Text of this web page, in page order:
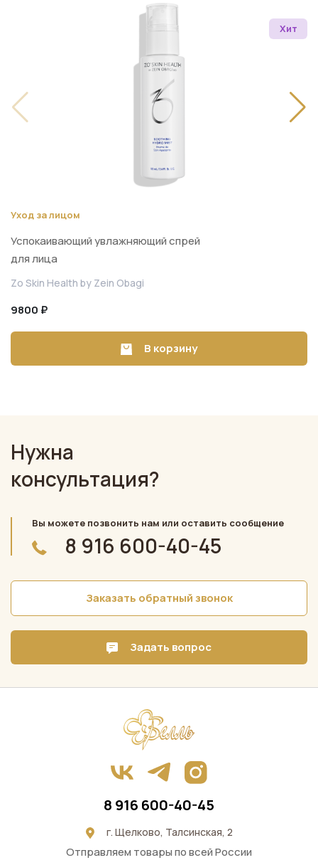
Хит
Уход за лицом
Успокаивающий увлажняющий спрей
для лица
Zo Skin Health by Zein Obagi
9800 ₽
В корзину
Нужна
консультация?
Вы можете позвонить нам или оставить сообщение
8 916 600-40-45
Заказать обратный звонок
Задать вопрос
8 916 600-40-45
г. Щелково, Талсинская, 2
Отправляем товары по всей России